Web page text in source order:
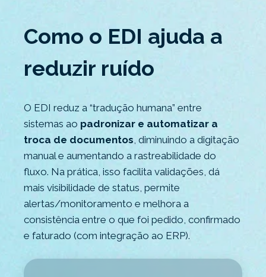
Como o EDI ajuda a
reduzir ruído
O EDI reduz a “tradução humana” entre
sistemas ao padronizar e automatizar a
troca de documentos, diminuindo a digitação
manual e aumentando a rastreabilidade do
fluxo. Na prática, isso facilita validações, dá
mais visibilidade de status, permite
alertas/monitoramento e melhora a
consistência entre o que foi pedido, confirmado
e faturado (com integração ao ERP).